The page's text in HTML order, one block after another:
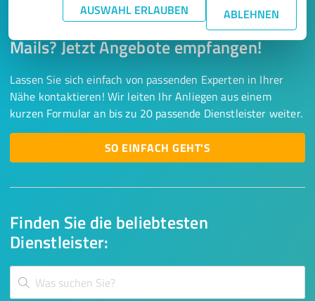
AUSWAHL ERLAUBEN ABLEHNEN
Finden Sie die beliebtesten
Dienstleister:
Keine Zeit für lange Recherchen und E-
Mails? Jetzt Angebote empfangen!
Lassen Sie sich einfach von passenden Experten in Ihrer
Nähe kontaktieren! Wir leiten Ihr Anliegen aus einem
kurzen Formular an bis zu 20 passende Dienstleister weiter.
SO EINFACH GEHT'S